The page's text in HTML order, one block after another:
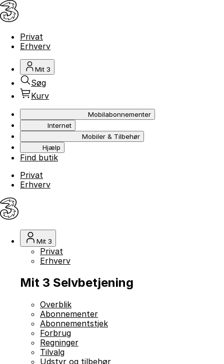
Privat
Erhverv
Mit 3
Søg
Kurv
Mobilabonnementer
Internet
Mobiler & Tilbehør
Hjælp
Find butik
Privat
Erhverv
Mit 3
Privat
Erhverv
Mit 3 Selvbetjening
Overblik
Abonnementer
Abonnementstjek
Forbrug
Regninger
Tilvalg
Udstyr og tilbehør